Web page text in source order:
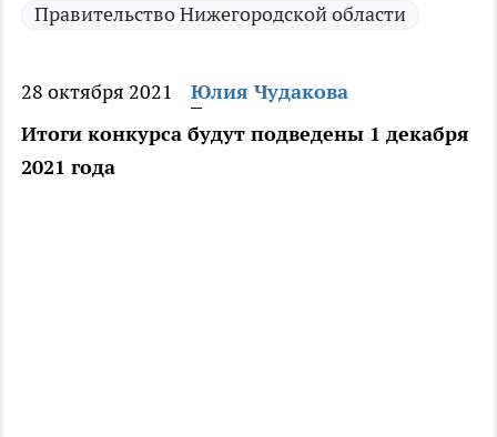
Правительство Нижегородской области
28 октября 2021
Юлия Чудакова
Итоги конкурса будут подведены 1 декабря
2021 года